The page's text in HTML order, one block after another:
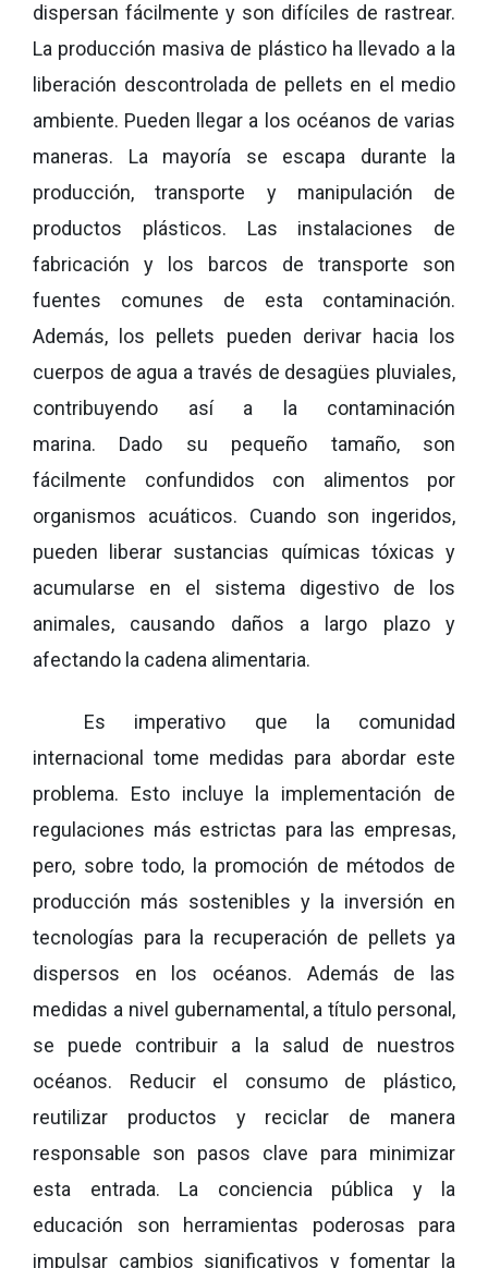
dispersan fácilmente y son difíciles de rastrear.
La producción masiva de plástico ha llevado a la
liberación descontrolada de pellets en el medio
ambiente. Pueden llegar a los océanos de varias
maneras. La mayoría se escapa durante la
producción, transporte y manipulación de
productos plásticos. Las instalaciones de
fabricación y los barcos de transporte son
fuentes comunes de esta contaminación.
Además, los pellets pueden derivar hacia los
cuerpos de agua a través de desagües pluviales,
contribuyendo así a la contaminación
marina. Dado su pequeño tamaño, son
fácilmente confundidos con alimentos por
organismos acuáticos. Cuando son ingeridos,
pueden liberar sustancias químicas tóxicas y
acumularse en el sistema digestivo de los
animales, causando daños a largo plazo y
afectando la cadena alimentaria.
Es imperativo que la comunidad
internacional tome medidas para abordar este
problema. Esto incluye la implementación de
regulaciones más estrictas para las empresas,
pero, sobre todo, la promoción de métodos de
producción más sostenibles y la inversión en
tecnologías para la recuperación de pellets ya
dispersos en los océanos. Además de las
medidas a nivel gubernamental, a título personal,
se puede contribuir a la salud de nuestros
océanos. Reducir el consumo de plástico,
reutilizar productos y reciclar de manera
responsable son pasos clave para minimizar
esta entrada. La conciencia pública y la
educación son herramientas poderosas para
impulsar cambios significativos y fomentar la